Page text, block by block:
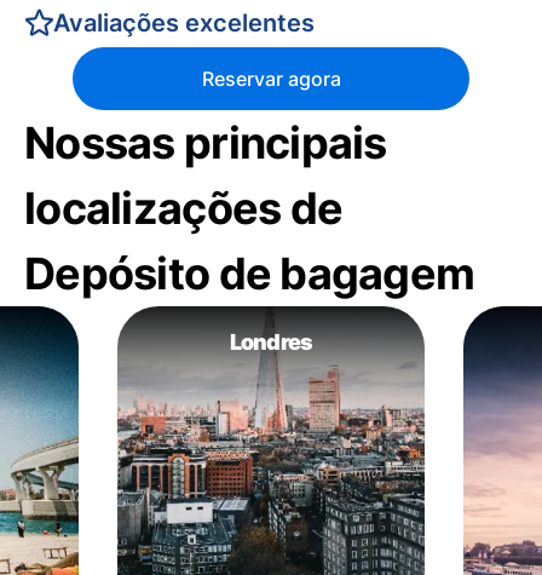
Avaliações excelentes
Reservar agora
Nossas principais
localizações de
Depósito de bagagem
Londres